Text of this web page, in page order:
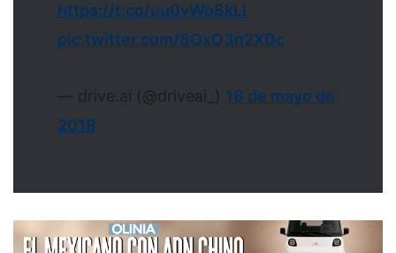
https://t.co/uu0vWo8kLl
pic.twitter.com/8QxO3n2XDc
— drive.ai (@driveai_) 16 de mayo de
2018